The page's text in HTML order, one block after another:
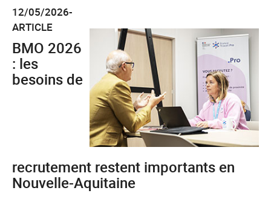
d’emploi
«Ce
des
où
métiers
qui
12/05/2026-
ARTICLE
BMO 2026
: les
besoins de
recrutement restent importants en
Nouvelle-Aquitaine